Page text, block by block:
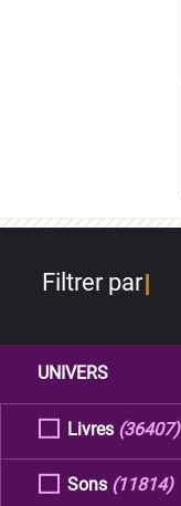
Filtrer par
UNIVERS
Livres (36407)
Sons (11814)